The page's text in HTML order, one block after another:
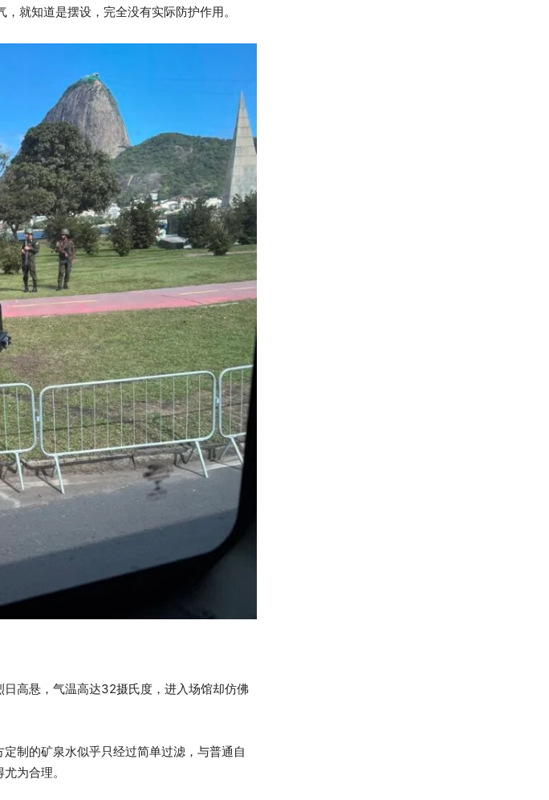
就知道是摆设，完全没有实际防护作用。
高悬，气温高达32摄氏度，进入场馆却仿佛
制的矿泉水似乎只经过简单过滤，与普通自
为合理。